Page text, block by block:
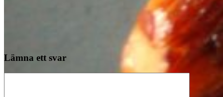
Lämna ett svar